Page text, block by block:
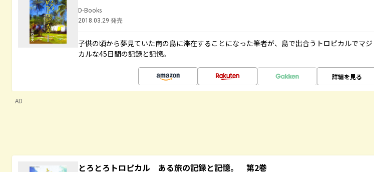
D-Books
2018.03.29 発売
子供の頃から夢見ていた南の島に滞在することになった筆者が、島で出合うトロピカルでマジ
カルな45日間の記録と記憶。
詳細を見る
AD
とろとろトロピカル ある旅の記録と記憶。 第2巻